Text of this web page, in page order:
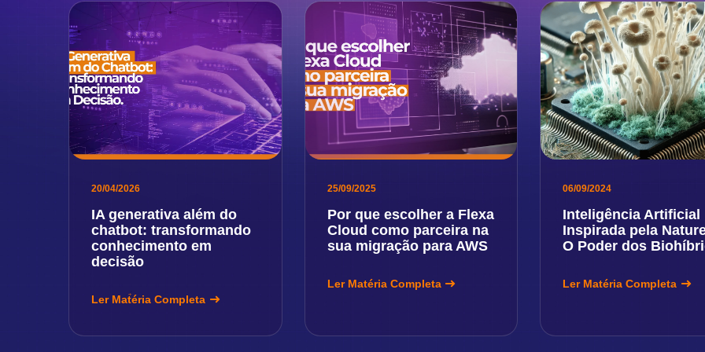
20/04/2026
IA generativa além do
chatbot: transformando
conhecimento em
decisão
Ler Matéria Completa
25/09/2025
Por que escolher a Flexa
Cloud como parceira na
sua migração para AWS
Ler Matéria Completa
06/09/2024
Inteligência Artificial
Inspirada pela
O Poder dos
Ler Matéria Completa